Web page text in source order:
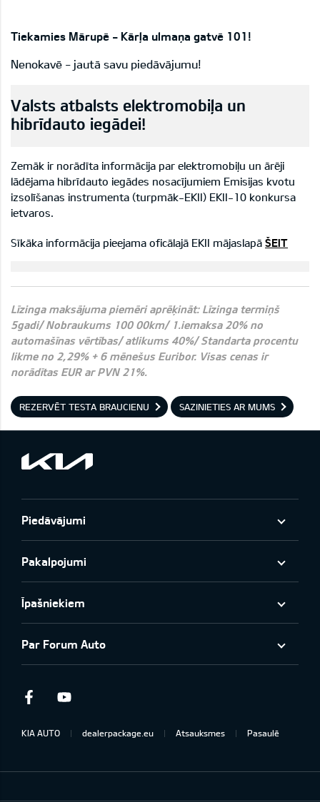
Tiekamies Mārupē - Kārļa ulmaņa gatvē 101!
Nenokavē - jautā savu piedāvājumu!
Valsts atbalsts elektromobiļa un
hibrīdauto iegādei!
Zemāk ir norādīta informācija par elektromobiļu un ārēji
lādējama hibrīdauto iegādes nosacījumiem Emisijas kvotu
izsolīšanas instrumenta (turpmāk-EKII) EKII-10 konkursa
ietvaros.
Sīkāka informācija pieejama oficālajā EKII mājaslapā ŠEIT
Līzinga maksājuma piemēri aprēķināt: Līzinga termiņš
5gadi/ Nobraukums 100 00km/ 1.iemaksa 20% no
automašīnas vērtības/ atlikums 40%/ Standarta procentu
likme no 2,29% + 6 mēnešus Euribor. Visas cenas ir
norādītas EUR ar PVN 21%.
REZERVĒT TESTA BRAUCIENU SAZINIETIES AR MUMS
Piedāvājumi
Pakalpojumi
Īpašniekiem
Par Forum Auto
Facebook
KIA AUTO dealerpackage.eu Atsauksmes Pasaulē